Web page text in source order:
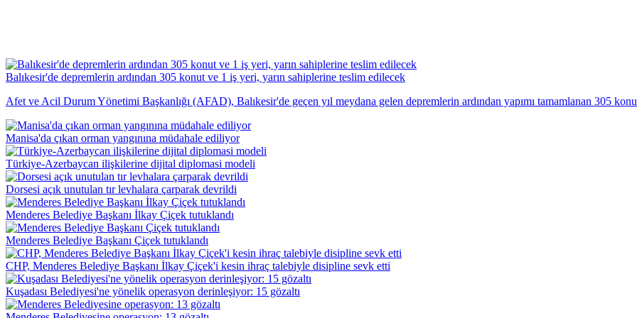
Balıkesir'de depremlerin ardından 305 konut ve 1 iş yeri, yarın sahiplerine teslim edilecek
Afet ve Acil Durum Yönetimi Başkanlığı (AFAD), Balıkesir'de geçen yıl meydana gelen depremlerin ardından yapımı tamamlanan 305
Manisa'da çıkan orman yangınına müdahale ediliyor
Türkiye-Azerbaycan ilişkilerine dijital diplomasi modeli
Dorsesi açık unutulan tır levhalara çarparak devrildi
Menderes Belediye Başkanı İlkay Çiçek tutuklandı
Menderes Belediye Başkanı Çiçek tutuklandı
CHP, Menderes Belediye Başkanı İlkay Çiçek'i kesin ihraç talebiyle disipline sevk etti
Kuşadası Belediyesi'ne yönelik operasyon derinleşiyor: 15 gözaltı